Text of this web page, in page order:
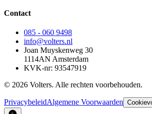
Contact
085 - 060 9498
info@volters.nl
Joan Muyskenweg 30
1114AN Amsterdam
KVK-nr: 93547919
© 2026 Volters. Alle rechten voorbehouden.
PrivacybeleidAlgemene Voorwaarden